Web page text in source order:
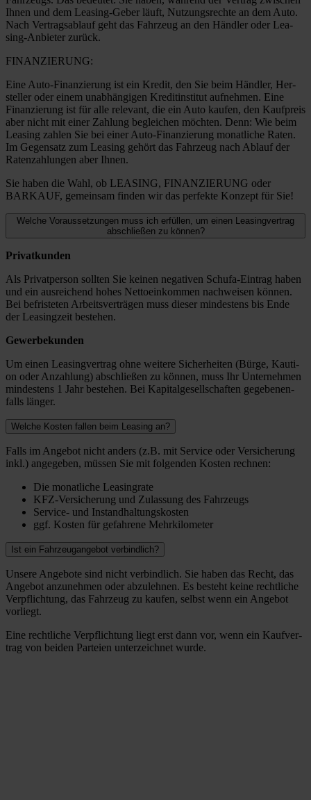
Ihnen und dem Lea­­sing-Geber läuft, Nut­zungs­rech­te an dem Auto.
Nach Ver­trags­ab­lauf geht das Fahr­zeug an den Händ­ler oder Lea­­
sing-Anbie­­ter zurück.
FINANZIERUNG:
Eine Auto-Finan­­zie­rung ist ein Kre­dit, den Sie beim Händ­ler, Her­
stel­ler oder einem unab­hän­gi­gen Kre­dit­in­sti­tut auf­neh­men. Eine
Finan­zie­rung ist für alle rele­vant, die ein Auto kau­fen, den Kauf­preis
aber nicht mit einer Zah­lung beglei­chen möch­ten. Denn: Wie beim
Lea­sing zah­len Sie bei einer Auto-Finan­­zie­rung monat­li­che Raten.
Im Gegen­satz zum Lea­sing gehört das Fahr­zeug nach Ablauf der
Raten­zah­lun­gen aber Ihnen.
Sie haben die Wahl, ob LEASING, FINANZIERUNG oder
BARKAUF, gemein­sam fin­den wir das per­fek­te Kon­zept für Sie!
Welche Voraussetzungen muss ich erfüllen, um einen Leasingvertrag
abschließen zu können?
Pri­vat­kun­den
Als Pri­vat­per­son soll­ten Sie kei­nen nega­ti­ven Schufa-Ein­­trag haben
und ein aus­rei­chend hohes Net­to­ein­kom­men nach­wei­sen kön­nen.
Bei befris­te­ten Arbeits­ver­trä­gen muss die­ser min­des­tens bis Ende
der Lea­sing­zeit bestehen.
Gewer­be­kun­den
Um einen Lea­sing­ver­trag ohne wei­te­re Sicher­hei­ten (Bür­ge, Kau­ti­
on oder Anzah­lung) abschlie­ßen zu kön­nen, muss Ihr Unter­neh­men
min­des­tens 1 Jahr bestehen. Bei Kapi­tal­ge­sell­schaf­ten gege­be­nen­
falls län­ger.
Welche Kosten fallen beim Leasing an?
Falls im Ange­bot nicht anders (z.B. mit Ser­vice oder Ver­si­che­rung
inkl.) ange­ge­ben, müs­sen Sie mit fol­gen­den Kos­ten rech­nen:
Die monat­li­che Lea­sing­ra­te
KFZ-Ver­­­si­che­rung und Zulas­sung des Fahr­zeugs
Ser­­vice- und Instand­hal­tungs­kos­ten
ggf. Kos­ten für gefah­re­ne Mehr­ki­lo­me­ter
Ist ein Fahrzeugangebot verbindlich?
Unse­re Ange­bo­te sind nicht ver­bind­lich. Sie haben das Recht, das
Ange­bot anzu­neh­men oder abzu­leh­nen. Es besteht kei­ne recht­li­che
Ver­pflich­tung, das Fahr­zeug zu kau­fen, selbst wenn ein Ange­bot
vor­liegt.
Eine recht­li­che Ver­pflich­tung liegt erst dann vor, wenn ein Kauf­ver­
trag von bei­den Par­tei­en unter­zeich­net wur­de.